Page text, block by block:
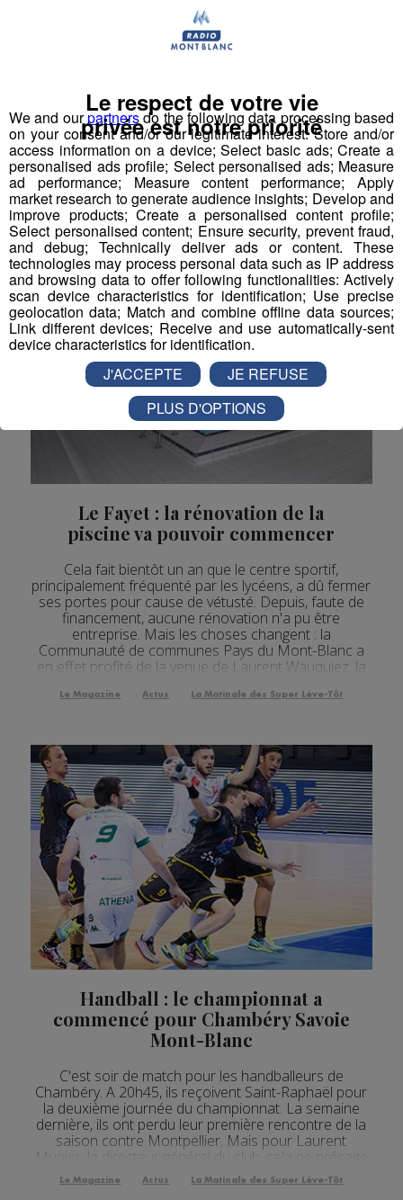
Ugine City Rock | Samedi 23
Samedi soir à Ugine en Savoie , musique punk-rock à
l'honneur au festival Ugine City Rock . Cette 13ème
édition est organisée par l’association The Bonkers
et Dimitri le président de l’association a répondu aux
questions de Tristan : [Fichier audio]
La Matinale des Super Lève-Tôt
Le Fayet : la rénovation de la
piscine va pouvoir commencer
Cela fait bientôt un an que le centre sportif,
principalement fréquenté par les lycéens, a dû fermer
ses portes pour cause de vétusté. Depuis, faute de
financement, aucune rénovation n'a pu être
entreprise. Mais les choses changent : la
Communauté de communes Pays du Mont-Blanc a
en effet profité de la venue de Laurent Wauquiez, la
région Auvergne-R...
Le Magazine Actus La Matinale des Super Lève-Tôt
Handball : le championnat a
commencé pour Chambéry Savoie
Mont-Blanc
C'est soir de match pour les handballeurs de
Chambéry. A 20h45, ils reçoivent Saint-Raphaël pour
la deuxième journée du championnat. La semaine
dernière, ils ont perdu leur première rencontre de la
saison contre Montpellier. Mais pour Laurent
Munier, le directeur général du club, cela ne présage
de rien pour la suite. Lui a vu de belles choses parmi
les joueurs. [Fichier audio] L’effectif de l’...
Le Magazine Actus La Matinale des Super Lève-Tôt
We and ourpartnersdo the following data processing based
on your consent and/or our legitimate interest: Store and/or
access information on a device; Select basic ads; Create a
personalised ads profile; Select personalised ads; Measure
ad performance; Measure content performance; Apply
market research to generate audience insights; Develop and
improve products; Create a personalised content profile;
Select personalised content; Ensure security, prevent fraud,
and debug; Technically deliver ads or content. These
technologies may process personal data such as IP address
and browsing data to offer following functionalities: Actively
scan device characteristics for identification; Use precise
geolocation data; Match and combine offline data sources;
Link different devices; Receive and use automatically-sent
device characteristics for identification.
Le respect de votre vie
privée est notre priorité
J'ACCEPTE
JE REFUSE
PLUS D'OPTIONS